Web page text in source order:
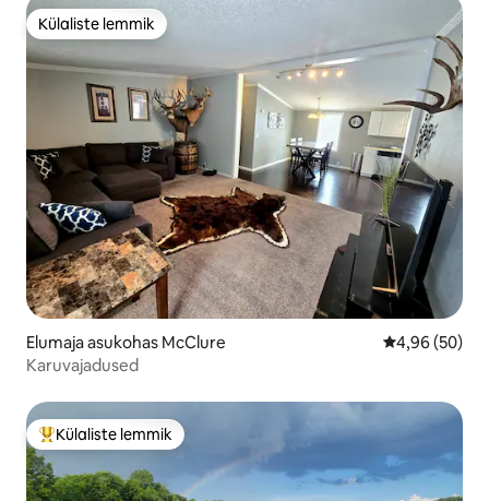
Külaliste lemmik
Külaliste lemmik
Elumaja asukohas McClure Keskmine
4,96 (50)
Karuvajadused
Külaliste suur lemmik
Külaliste lemmik